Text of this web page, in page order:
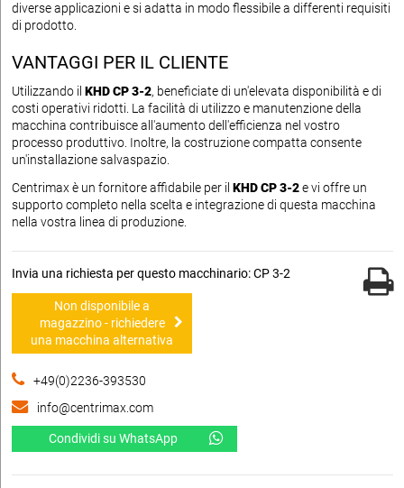
diverse applicazioni e si adatta in modo flessibile a differenti requisiti
di prodotto.
VANTAGGI PER IL CLIENTE
Utilizzando il KHD CP 3-2, beneficiate di un'elevata disponibilità e di
costi operativi ridotti. La facilità di utilizzo e manutenzione della
macchina contribuisce all'aumento dell'efficienza nel vostro
processo produttivo. Inoltre, la costruzione compatta consente
un'installazione salvaspazio.
Centrimax è un fornitore affidabile per il KHD CP 3-2e vi offre un
supporto completo nella scelta e integrazione di questa macchina
nella vostra linea di produzione.
Invia una richiesta per questo macchinario: CP 3-2
Non disponibile a
magazzino - richiedere
una macchina alternativa
+49(0)2236-393530
info@centrimax.com
Condividi su WhatsApp